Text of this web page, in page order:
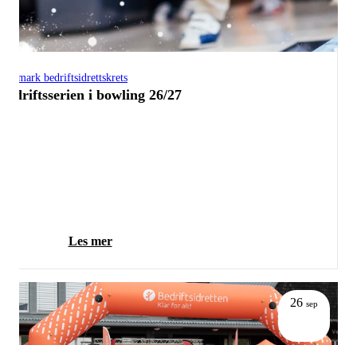
bedriftsidrettskrets
i bowling 26/27
Les mer
26 sep